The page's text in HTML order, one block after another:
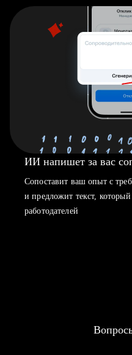
ИИ напишет за вас
Сопоставит ваш опыт с
и предложит текст,
работодателей